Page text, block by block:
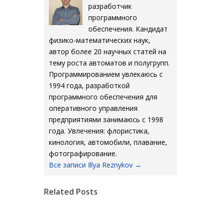
разработчик
программного
обеспечения. Кандидат
физико-математических наук,
автор более 20 научных статей на
тему роста автоматов и полугрупп.
Программированием увлекаюсь с
1994 года, разработкой
программного обеспечения для
оперативного управления
предприятиями занимаюсь с 1998
года. Увлечения: флористика,
кинология, автомобили, плавание,
фотографирование.
Все записи Illya Reznykov →
Related Posts